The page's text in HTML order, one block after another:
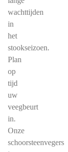
wachttijden
in
het
stookseizoen.
Plan
op
tijd
uw
veegbeurt
in.
Onze
schoorsteenvegers